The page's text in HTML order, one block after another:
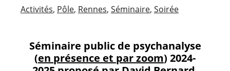
Activités Pôle Rennes Séminaire Soirée
Séminaire public de psychanalyse
(en présence et par zoom) 2024-